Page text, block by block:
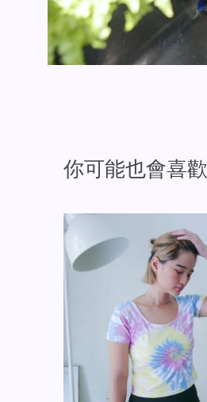
你可能也會喜歡